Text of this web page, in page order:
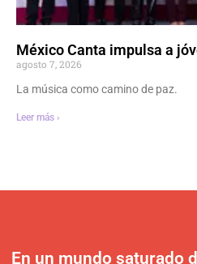
México Canta impulsa a
agosto 7, 2026
La música como camino de paz.
Leer más ›
En un mundo saturado